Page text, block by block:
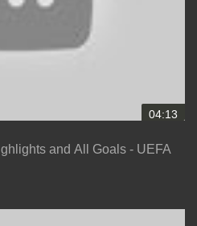
04:13
and All Goals - UEFA